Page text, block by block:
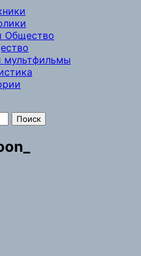
Общество
мультфильмы